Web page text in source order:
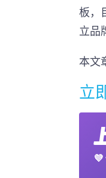
板，
立品
本文
立
💜